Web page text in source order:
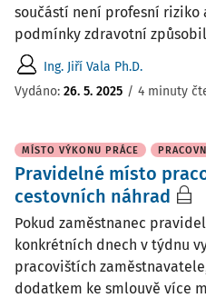
součástí není profesní riziko
podmínky zdravotní
Ing. Jiří Vala Ph.D.
Vydáno: 26. 5. 2025 / 4 minuty
MÍSTO VÝKONU PRÁCE
Pravidelné místo
cestovních náhrad
Pokud zaměstnanec
konkrétních dnech v týdnu
pracovištích
dodatkem ke smlouvě více